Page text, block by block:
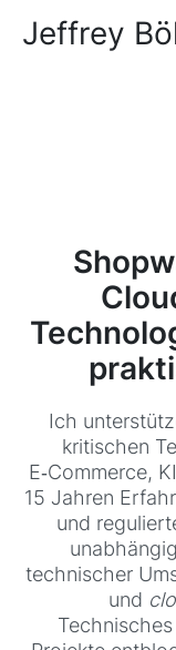
Jeffrey
Ich
kritischen
E‑Commerce,
15 Jahren
und
technischer
und